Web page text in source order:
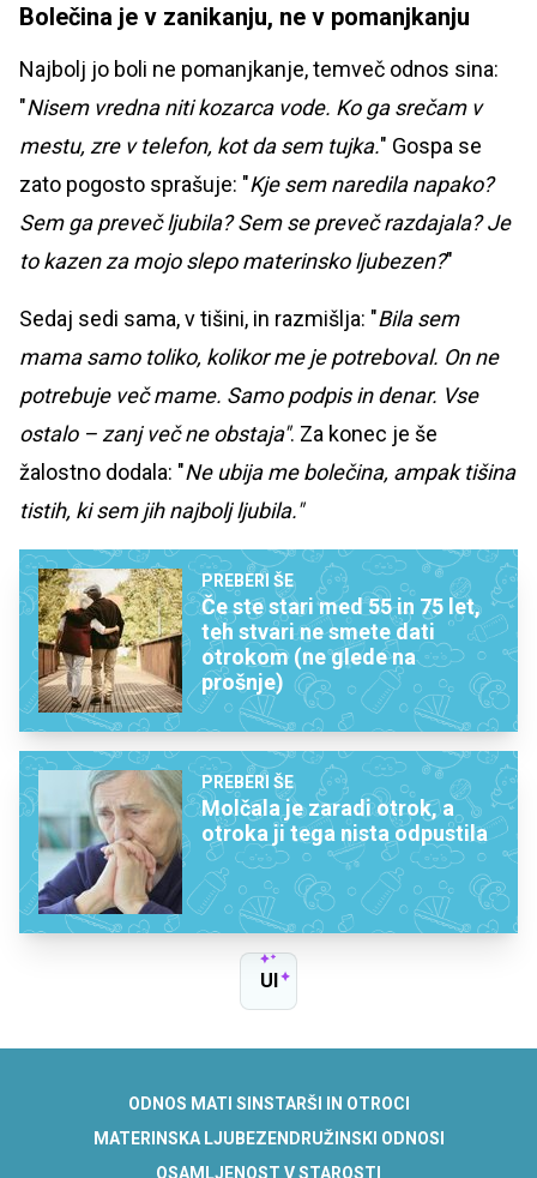
Bolečina je v zanikanju, ne v pomanjkanju
Najbolj jo boli ne pomanjkanje, temveč odnos sina:
"Nisem vredna niti kozarca vode. Ko ga srečam v
mestu, zre v telefon, kot da sem tujka." Gospa se
zato pogosto sprašuje: "Kje sem naredila napako?
Sem ga preveč ljubila? Sem se preveč razdajala? Je
to kazen za mojo slepo materinsko ljubezen?"
Sedaj sedi sama, v tišini, in razmišlja: "Bila sem
mama samo toliko, kolikor me je potreboval. On ne
potrebuje več mame. Samo podpis in denar. Vse
ostalo – zanj več ne obstaja". Za konec je še
žalostno dodala: "Ne ubija me bolečina, ampak tišina
tistih, ki sem jih najbolj ljubila."
PREBERI ŠE
Če ste stari med 55 in 75 let,
teh stvari ne smete dati
otrokom (ne glede na
prošnje)
PREBERI ŠE
Molčala je zaradi otrok, a
otroka ji tega nista odpustila
UI
ODNOS MATI SINSTARŠI IN OTROCI
MATERINSKA LJUBEZEN DRUŽINSKI ODNOSI
OSAMLJENOST V STAROSTI